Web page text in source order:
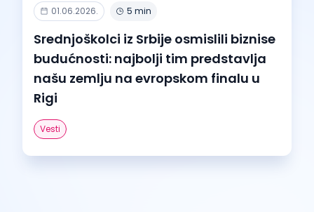
01.06.2026. 5 min
Srednjoškolci iz Srbije osmislili biznise
budućnosti: najbolji tim predstavlja
našu zemlju na evropskom finalu u
Rigi
Vesti